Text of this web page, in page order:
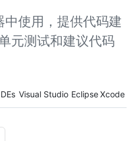
使用，提供代码建
元测试和建议代码
Visual Studio EclipseXcode